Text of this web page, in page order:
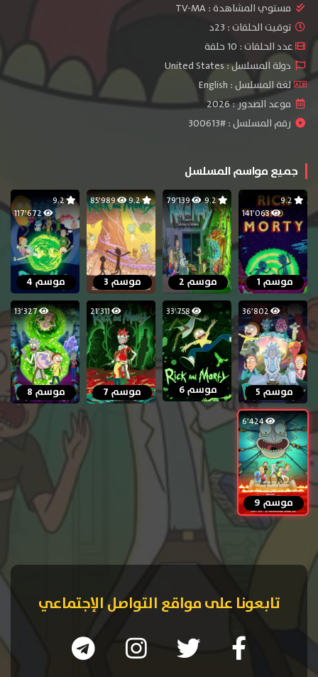
مستوي المشاهدة :TV-MA
توقيت الحلقات : 23د
عدد الحلقات : 10 حلقة
دولة المسلسل : United States
لغة المسلسل : English
موعد الصدور : 2026
رقم المسلسل : #300613
جميع مواسم المسلسل
141٬063
موسم 1
9.2 79٬139
موسم 2
9.2 85٬989
موسم 3
9.2
117٬672
موسم 4
36٬802
موسم 5 موسم 6
21٬311
موسم 7
13٬327
موسم 8
6٬424
موسم 9
تابعونا على مواقع التواصل الإجتماعي